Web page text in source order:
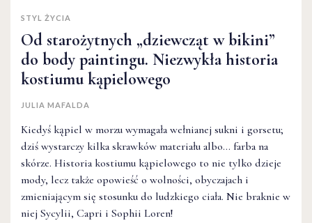
STYL ŻYCIA
Od starożytnych „dziewcząt w bikini”
do body paintingu. Niezwykła historia
kostiumu kąpielowego
JULIA MAFALDA
Kiedyś kąpiel w morzu wymagała wełnianej sukni i gorsetu;
dziś wystarczy kilka skrawków materiału albo... farba na
skórze. Historia kostiumu kąpielowego to nie tylko dzieje
mody, lecz także opowieść o wolności, obyczajach i
zmieniającym się stosunku do ludzkiego ciała. Nie braknie w
niej Sycylii, Capri i Sophii Loren!